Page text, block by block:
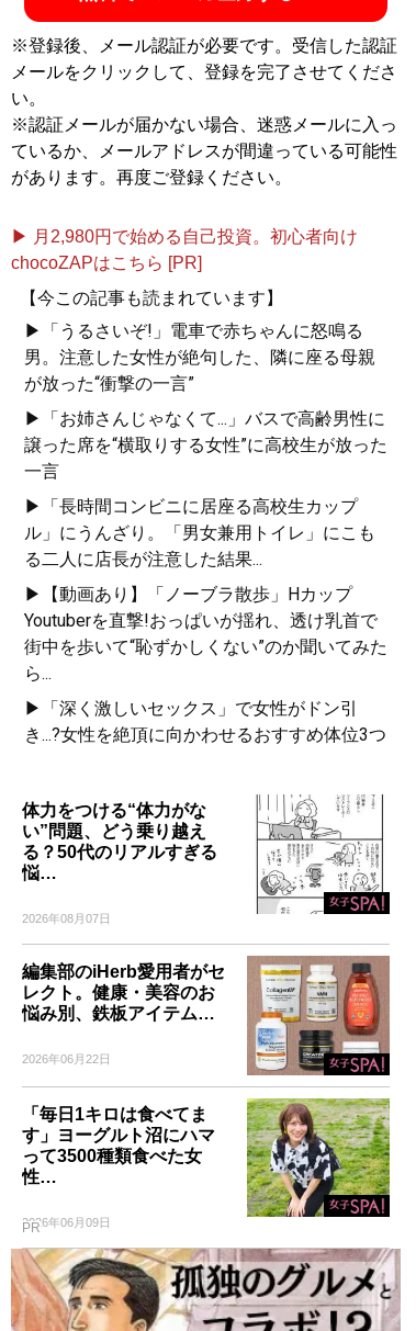
※登録後、メール認証が必要です。受信した認証
メールをクリックして、登録を完了させてくださ
い。
※認証メールが届かない場合、迷惑メールに入っ
ているか、メールアドレスが間違っている可能性
があります。再度ご登録ください。
▶ 月2,980円で始める自己投資。初心者向け
chocoZAPはこちら [PR]
【今この記事も読まれています】
▶「うるさいぞ!」電車で赤ちゃんに怒鳴る
男。注意した女性が絶句した、隣に座る母親
が放った“衝撃の一言”
▶「お姉さんじゃなくて...」バスで高齢男性に
譲った席を“横取りする女性”に高校生が放った
一言
▶「長時間コンビニに居座る高校生カップ
ル」にうんざり。「男女兼用トイレ」にこも
る二人に店長が注意した結果...
▶【動画あり】「ノーブラ散歩」Hカップ
Youtuberを直撃!おっぱいが揺れ、透け乳首で
街中を歩いて“恥ずかしくない”のか聞いてみた
ら...
▶「深く激しいセックス」で女性がドン引
き...?女性を絶頂に向かわせるおすすめ体位3つ
体力をつける“体力がな
い”問題、どう乗り越え
る？50代のリアルすぎる
悩…
2026年08月07日
編集部のiHerb愛用者がセ
レクト。健康・美容のお
悩み別、鉄板アイテム…
2026年06月22日
「毎日1キロは食べてま
す」ヨーグルト沼にハマ
って3500種類食べた女
性…
2026年06月09日
PR